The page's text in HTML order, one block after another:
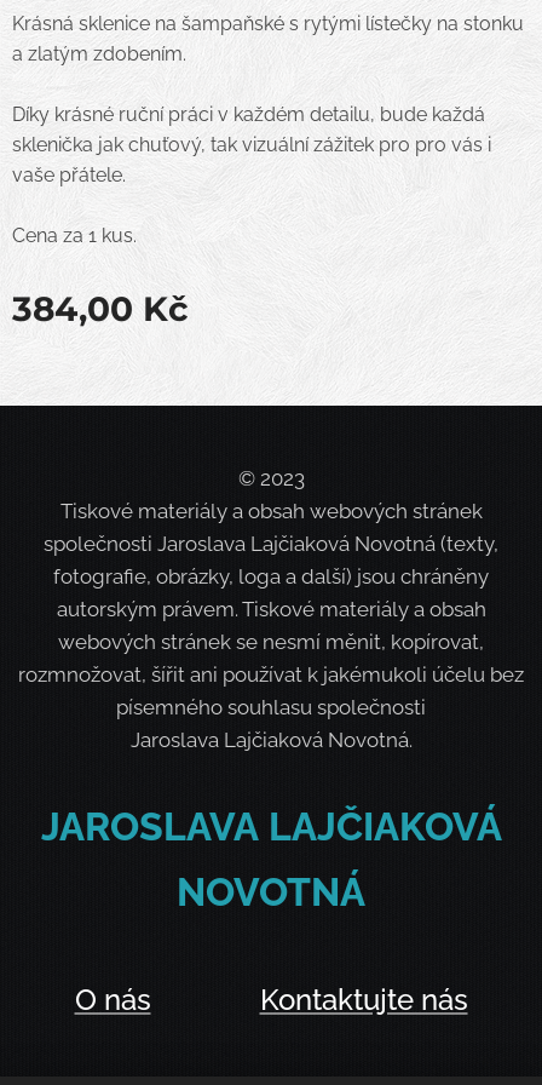
Krásná sklenice na šampaňské s rytými lístečky na stonku
a zlatým zdobením.
Díky krásné ruční práci v každém detailu, bude každá
sklenička jak chuťový, tak vizuální zážitek pro pro vás i
vaše přátele.
Cena za 1 kus.
384,00 Kč
© 2023
Tiskové materiály a obsah webových stránek
společnosti Jaroslava Lajčiaková Novotná (texty,
fotografie, obrázky, loga a další) jsou chráněny
autorským právem. Tiskové materiály a obsah
webových stránek se nesmí měnit, kopírovat,
rozmnožovat, šířit ani používat k jakémukoli účelu bez
písemného souhlasu společnosti
Jaroslava Lajčiaková Novotná.
JAROSLAVALAJČIAKOVÁ
NOVOTNÁ
O nás Kontaktujte nás